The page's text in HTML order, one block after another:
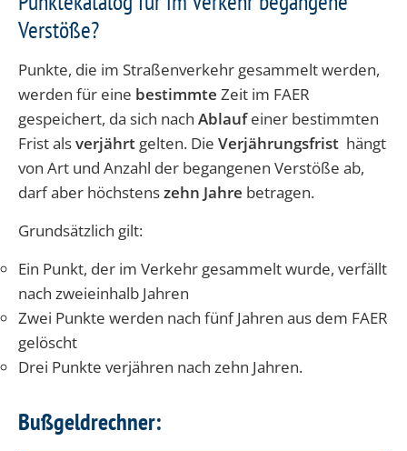
Verstöße?
Punkte, die im Straßenverkehr gesammelt werden,
werden für eine bestimmte Zeit im FAER
gespeichert, da sich nach Ablaufeiner bestimmten
Frist alsverjährt gelten. Die Verjährungsfrist hängt
von Art und Anzahl der begangenen Verstöße ab,
darf aber höchstenszehn Jahre betragen.
Grundsätzlich gilt:
Ein Punkt, der im Verkehr gesammelt wurde, verfällt
nach zweieinhalb Jahren
Zwei Punkte werden nach fünf Jahren aus dem FAER
gelöscht
Drei Punkte verjähren nach zehn Jahren.
Bußgeldrechner: